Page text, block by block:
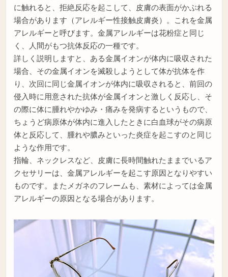
に触れると、拒絶反応を起こして、皮膚の表面がかぶれる
場合があります（アレルギー性接触皮膚炎）。これを金属
アレルギーと呼びます。金属アレルギーは花粉症と同じ
く、人間がもつ抗体反応の一種です。
詳しく説明しますと、ある金属イオンが体内に吸収された
場合、その金属イオンを滅殺しようとして体が抗体を作
り、次回に同じ金属イオンが体内に吸収されると、前回の
侵入時に用意された抗体が金属イオンと激しく反応し、そ
の際に体に腫れやかゆみ・痛みを発病するというもので、
ちょうど病原体が体内に進入したときに白血球がその病原
体と反応して、腫れや膿みといった炎症を起こすのと同じ
ような作用です。
指輪、ネックレスなど、皮膚に長時間触れたままでいるア
クセサリーは、金属アレルギーを起こす原因となりやすい
ものです。またメガネのフレームも、素材によっては金属
アレルギーの原因となる場合があります。